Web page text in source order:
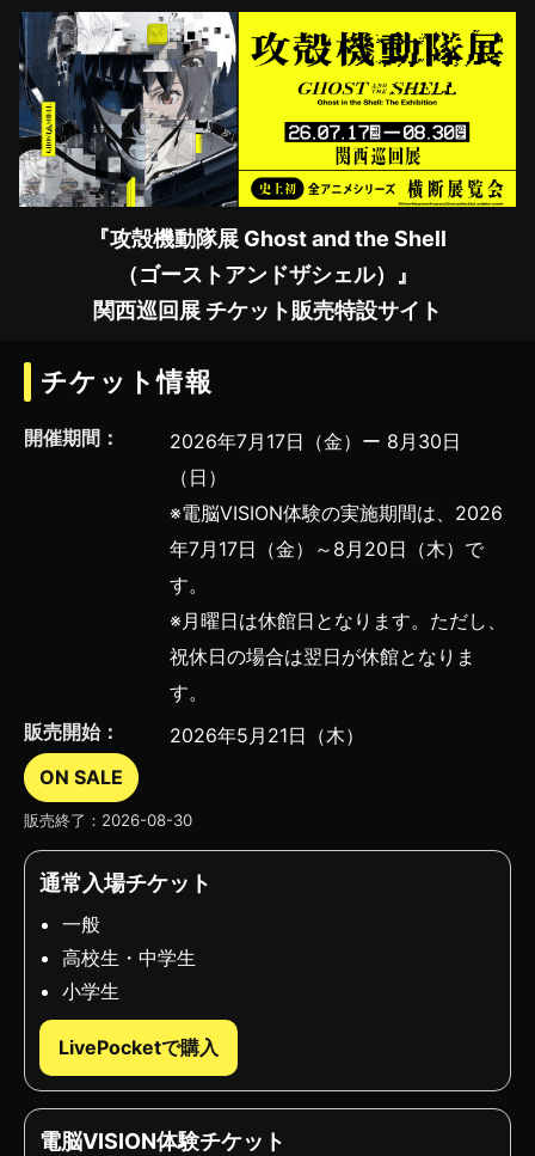
『攻殻機動隊展 Ghost and the Shell
（ゴーストアンドザシェル）』
関西巡回展 チケット販売特設サイト
チケット情報
開催期間：
2026年7月17日（金）ー 8月30日
（日）
※電脳VISION体験の実施期間は、2026
年7月17日（金）～8月20日（木）で
す。
※月曜日は休館日となります。ただし、
祝休日の場合は翌日が休館となりま
す。
販売開始：
2026年5月21日（木）
ON SALE
販売終了：2026-08-30
通常入場チケット
一般
高校生・中学生
小学生
LivePocketで購入
電脳VISION体験チケット